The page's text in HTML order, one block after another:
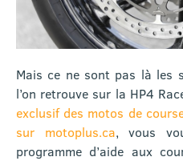
Mais ce ne sont pas là les
l’on retrouve sur la HP4
exclusif des motos de
sur motoplus.ca, vous
programme d’aide aux